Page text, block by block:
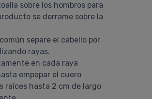
sobre los hombros para
se derrame sobre la
separe el cabello por
rayas.
en cada raya
empapar el cuero
raíces hasta 2 cm de largo